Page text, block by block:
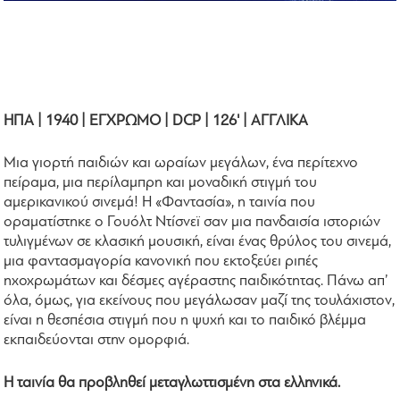
ΗΠΑ | 1940 | ΕΓΧΡΩΜΟ | DCP | 126' | ΑΓΓΛΙΚΑ
Μια γιορτή παιδιών και ωραίων μεγάλων, ένα περίτεχνο
πείραμα, μια περίλαμπρη και μοναδική στιγμή του
αμερικανικού σινεμά! Η «Φαντασία», η ταινία που
οραματίστηκε ο Γουόλτ Ντίσνεϊ σαν μια πανδαισία ιστοριών
τυλιγμένων σε κλασική μουσική, είναι ένας θρύλος του σινεμά,
μια φαντασμαγορία κανονική που εκτοξεύει ριπές
ηχοχρωμάτων και δέσμες αγέραστης παιδικότητας. Πάνω απ’
όλα, όμως, για εκείνους που μεγάλωσαν μαζί της τουλάχιστον,
είναι η θεσπέσια στιγμή που η ψυχή και το παιδικό βλέμμα
εκπαιδεύονται στην ομορφιά.
Η ταινία θα προβληθεί μεταγλωττισμένη στα ελληνικά.